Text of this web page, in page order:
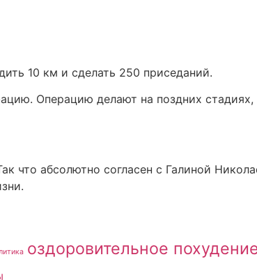
10 км и сделать 250 приседаний.
Операцию делают на поздних
что абсолютно согласен с Галиной
оздоровительное